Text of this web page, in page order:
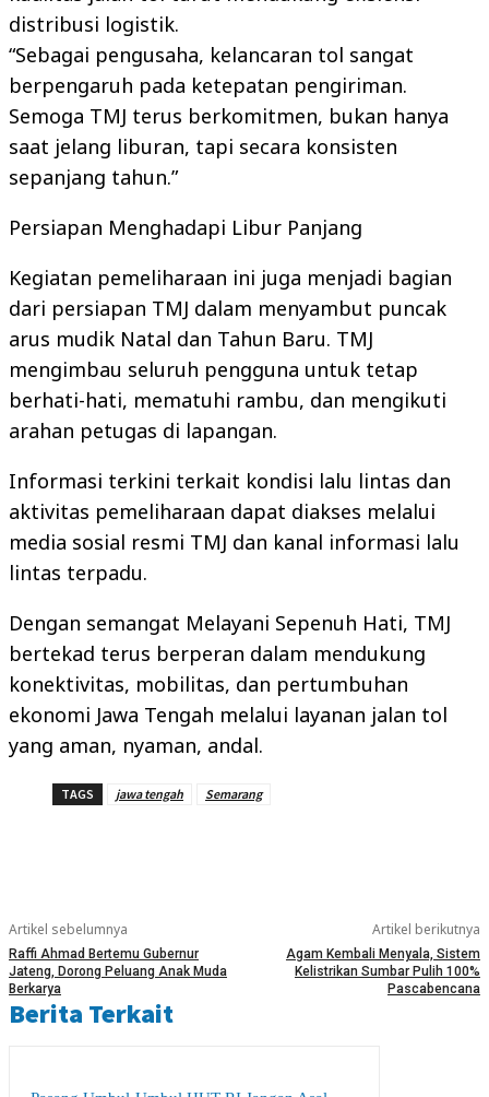
distribusi logistik.
“Sebagai pengusaha, kelancaran tol sangat
berpengaruh pada ketepatan pengiriman.
Semoga TMJ terus berkomitmen, bukan hanya
saat jelang liburan, tapi secara konsisten
sepanjang tahun.”
Persiapan Menghadapi Libur Panjang
Kegiatan pemeliharaan ini juga menjadi bagian
dari persiapan TMJ dalam menyambut puncak
arus mudik Natal dan Tahun Baru. TMJ
mengimbau seluruh pengguna untuk tetap
berhati-hati, mematuhi rambu, dan mengikuti
arahan petugas di lapangan.
Informasi terkini terkait kondisi lalu lintas dan
aktivitas pemeliharaan dapat diakses melalui
media sosial resmi TMJ dan kanal informasi lalu
lintas terpadu.
Dengan semangat Melayani Sepenuh Hati, TMJ
bertekad terus berperan dalam mendukung
konektivitas, mobilitas, dan pertumbuhan
ekonomi Jawa Tengah melalui layanan jalan tol
yang aman, nyaman, andal.
TAGS jawa tengah Semarang
Artikel sebelumnya
Raffi Ahmad Bertemu Gubernur
Jateng, Dorong Peluang Anak Muda
Berkarya
Artikel berikutnya
Agam Kembali Menyala, Sistem
Kelistrikan Sumbar Pulih 100%
Pascabencana
Berita Terkait